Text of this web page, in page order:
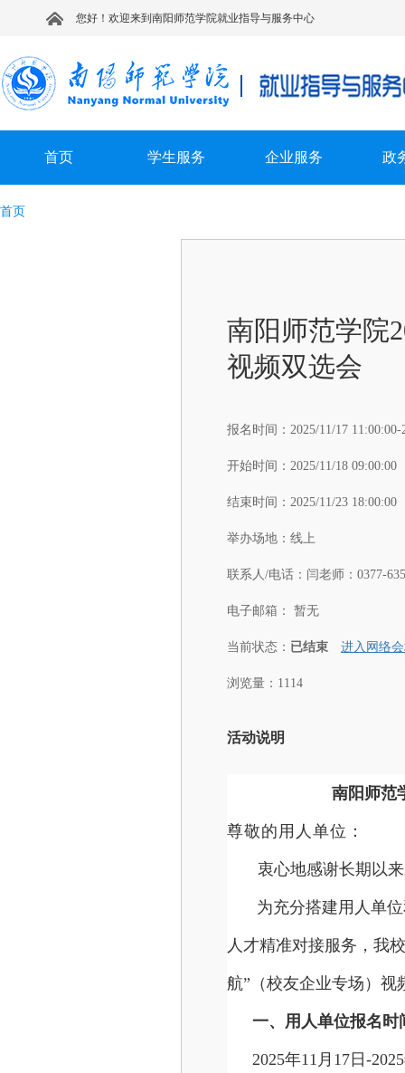
您好！欢迎来到南阳师范学院就业指导与服务中心
首页 学生服务 企业服务 政
首页
南阳师范学院
视频双选会
报名时间： 2025/11/17
开始时间： 2025/11/18 09:00:00
结束时间： 2025/11/23 18:00:00
举办场地： 线上
联系人/电话： 闫老师：0377-
电子邮箱： 暂无
当前状态： 已结束 进入网络
浏览量：1114
活动说明
南阳师范
尊敬的用人单位：
衷心地感谢长期以
为充分搭建用人单
人才精准对接服务，我
航”（校友企业专场）视
一、用人单位报名时
2025年11月17日-